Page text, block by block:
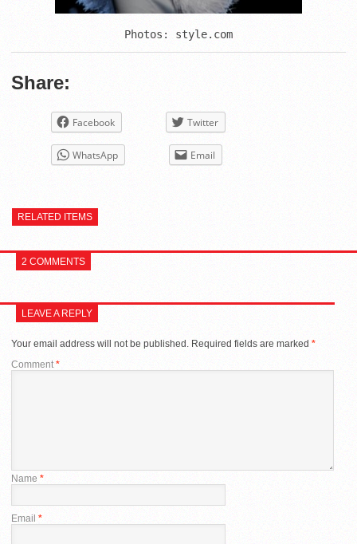
Share:
Facebook Twitter
WhatsApp Email
RELATED ITEMS
2 COMMENTS
LEAVE A REPLY
Your email address will not be published. Required fields are marked *
Comment*
Name *
Email *